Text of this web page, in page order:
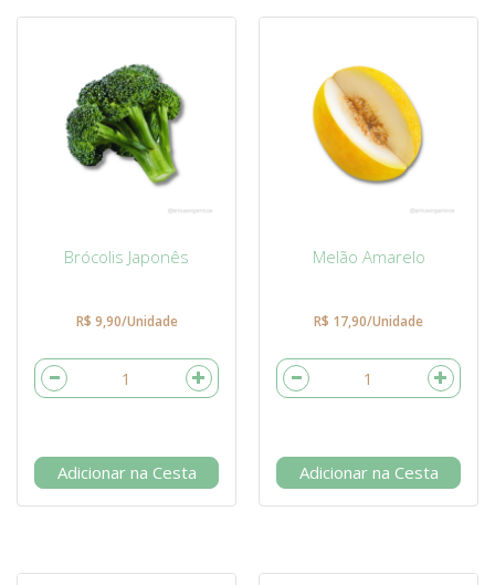
Brócolis Japonês
R$ 9,90/Unidade
Adicionar na Cesta
Melão Amarelo
R$ 17,90/Unidade
Adicionar na Cesta